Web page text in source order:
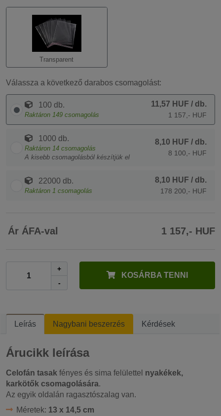
Transparent
Válassza a következő darabos csomagolást:
100 db.
Raktáron 149 csomagolás
11,57 HUF / db.
1 157,- HUF
1000 db.
Raktáron 14 csomagolás
A kisebb csomagolásból készítjük el
8,10 HUF / db.
8 100,- HUF
22000 db.
Raktáron 1 csomagolás
8,10 HUF / db.
178 200,- HUF
Ár ÁFA-val 1 157,- HUF
+
-
KOSÁRBA TENNI
Leírás Nagybani beszerzés Kérdések
Árucikk leírása
Celofán tasak fényes és sima felülettel nyakékek,
karkötők csomagolására.
Az egyik oldalán ragasztószalag van.
Méretek: 13 x 14,5 cm